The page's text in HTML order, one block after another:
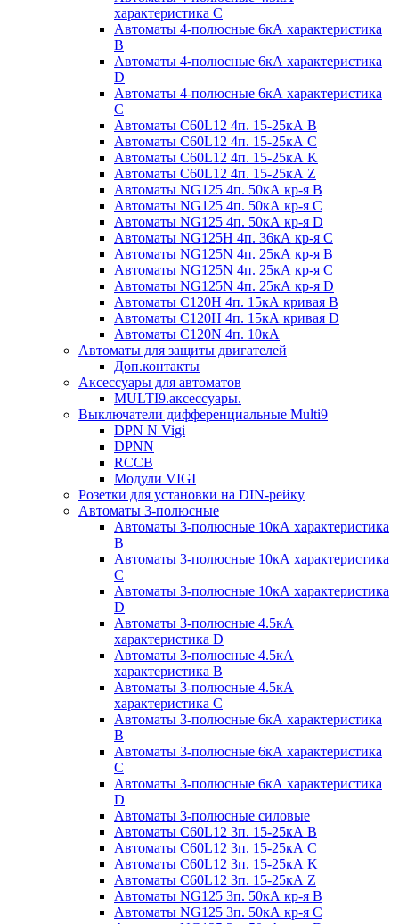
характеристика С
Автоматы 4-полюсные 6кА характеристика
B
Автоматы 4-полюсные 6кА характеристика
D
Автоматы 4-полюсные 6кА характеристика
С
Автоматы C60L12 4п. 15-25кА B
Автоматы C60L12 4п. 15-25кА C
Автоматы C60L12 4п. 15-25кА K
Автоматы C60L12 4п. 15-25кА Z
Автоматы NG125 4п. 50кА кр-я B
Автоматы NG125 4п. 50кА кр-я C
Автоматы NG125 4п. 50кА кр-я D
Автоматы NG125H 4п. 36кА кр-я C
Автоматы NG125N 4п. 25кА кр-я B
Автоматы NG125N 4п. 25кА кр-я C
Автоматы NG125N 4п. 25кА кр-я D
Автоматы С120H 4п. 15кА кривая B
Автоматы С120H 4п. 15кА кривая D
Автоматы С120N 4п. 10кА
Автоматы для защиты двигателей
Доп.контакты
Аксессуары для автоматов
MULTI9.аксессуары.
Выключатели дифференциальные Multi9
DPN N Vigi
DPNN
RCCB
Модули VIGI
Розетки для установки на DIN-рейку
Автоматы 3-полюсные
Автоматы 3-полюсные 10кА характеристика
B
Автоматы 3-полюсные 10кА характеристика
C
Автоматы 3-полюсные 10кА характеристика
D
Автоматы 3-полюсные 4.5кА
характеристика D
Автоматы 3-полюсные 4.5кА
характеристика В
Автоматы 3-полюсные 4.5кА
характеристика С
Автоматы 3-полюсные 6кА характеристика
B
Автоматы 3-полюсные 6кА характеристика
C
Автоматы 3-полюсные 6кА характеристика
D
Автоматы 3-полюсные силовые
Автоматы C60L12 3п. 15-25кА B
Автоматы C60L12 3п. 15-25кА C
Автоматы C60L12 3п. 15-25кА K
Автоматы C60L12 3п. 15-25кА Z
Автоматы NG125 3п. 50кА кр-я B
Автоматы NG125 3п. 50кА кр-я C